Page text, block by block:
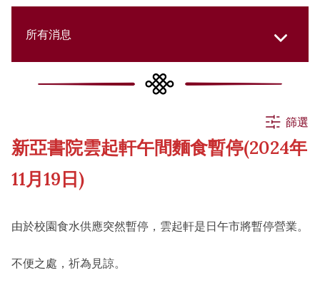
所有消息
所有消息
活動
公告
篩選
新亞書院雲起軒午間麵食暫停(2024年
11月19日)
由於校園食水供應突然暫停，雲起軒是日午市將暫停營業。
不便之處，祈為見諒。